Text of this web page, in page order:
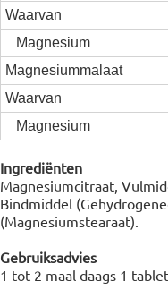
Waarvan
Magnesium
Magnesiummalaat
Waarvan
Magnesium
Ingrediënten
Magnesiumcitraat,
Bindmiddel
(Magnesiumstearaat).
Gebruiksadvies
1 tot 2 maal daags 1